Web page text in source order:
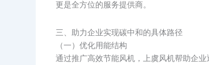
更是全方位的服务提供商。
三、助力企业实现碳中和的具体路径
（一）优化用能结构
通过推广高效节能风机，上虞风机帮助企